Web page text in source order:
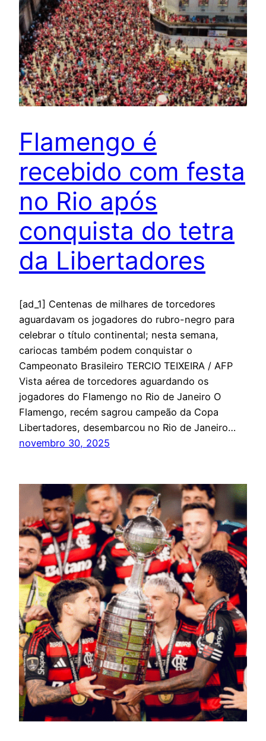
Flamengo é
recebido com festa
no Rio após
conquista do tetra
da Libertadores
[ad_1] Centenas de milhares de torcedores
aguardavam os jogadores do rubro-negro para
celebrar o título continental; nesta semana,
cariocas também podem conquistar o
Campeonato Brasileiro TERCIO TEIXEIRA / AFP
Vista aérea de torcedores aguardando os
jogadores do Flamengo no Rio de Janeiro O
Flamengo, recém sagrou campeão da Copa
Libertadores, desembarcou no Rio de Janeiro…
novembro 30, 2025